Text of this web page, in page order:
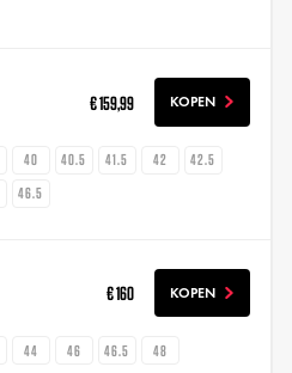
€ 159,99 KOPEN
40 40.5 41.5 42
42.5
46.5
€ 160 KOPEN
44 46 46.5 48